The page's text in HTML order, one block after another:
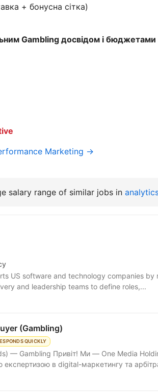
+ бонусна сітка)
Gambling досвідом і бюджетами
Marketing →
salary range of similar jobs in
US software and technology companies by
and leadership teams to define roles,...
(Gambling)
QUICKLY
— Gambling Привіт! Ми — One Media
експертизою в digital-маркетингу та